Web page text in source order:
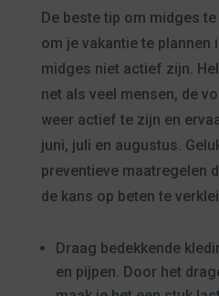
De beste tip om midges
om je vakantie te plannen
midges niet actief zijn.
net als veel mensen, de
weer actief te zijn en
juni, juli en augustus.
preventieve maatregelen
de kans op beten te
Draag bedekkende
en pijpen. Door het